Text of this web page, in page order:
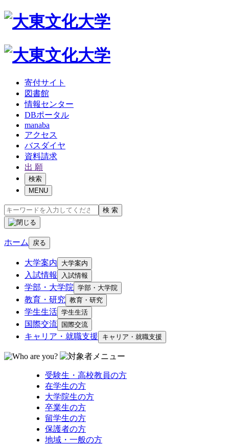
寄付サイト
図書館
情報センター
DBポータル
manaba
アクセス
バスダイヤ
資料請求
出 願
検索
MENU
検 索
ホーム 戻る
大学案内 大学案内
入試情報 入試情報
学部・大学院 学部・大学院
教育・研究 教育・研究
学生生活 学生生活
国際交流 国際交流
キャリア・就職支援 キャリア・就職支援
受験生・高校教員の方
在学生の方
大学院生の方
卒業生の方
留学生の方
保護者の方
地域・一般の方